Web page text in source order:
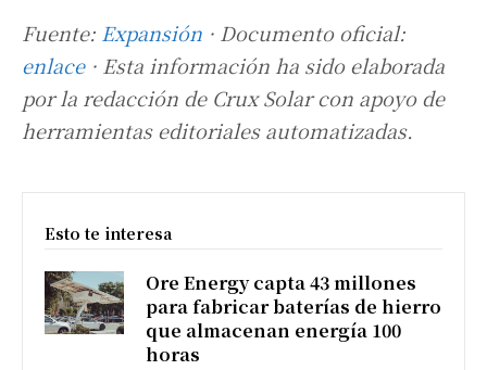
Fuente: Expansión · Documento oficial:
enlace· Esta información ha sido elaborada
por la redacción de Crux Solar con apoyo de
herramientas editoriales automatizadas.
Esto te interesa
Ore Energy capta 43 millones
para fabricar baterías de hierro
que almacenan energía 100
horas